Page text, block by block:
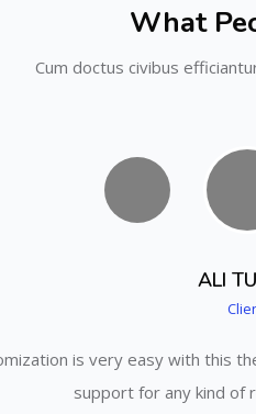
What
Cum doctus civibus
ALI
is very easy with this
support for any kind of